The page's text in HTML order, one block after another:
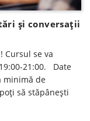
și conversații
Cursul se va
21:00. Date
minimă de
să stăpânești